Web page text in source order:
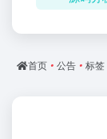
首页 • 公告 • 标签